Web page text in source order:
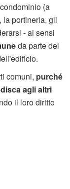
(a
la portineria, gli
- ai sensi
da parte dei
comuni, purché
agli altri
il loro diritto